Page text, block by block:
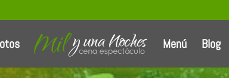
Menú Blog